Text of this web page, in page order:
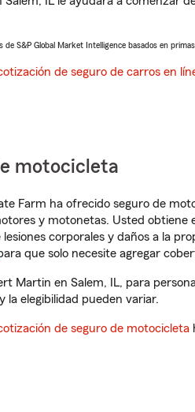
de S&P Global Market Intelligence basados en
de seguro de carros en
motocicleta
Farm ha ofrecido seguro de
y motonetas. Usted obtiene
lesiones corporales y daños a la
que solo necesite agregar
Martin en Salem, IL, para
la elegibilidad pueden variar.
de seguro de motocicleta